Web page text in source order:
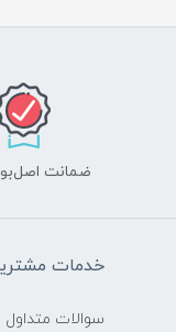
ضمانت
خدمات
سوالات متداول